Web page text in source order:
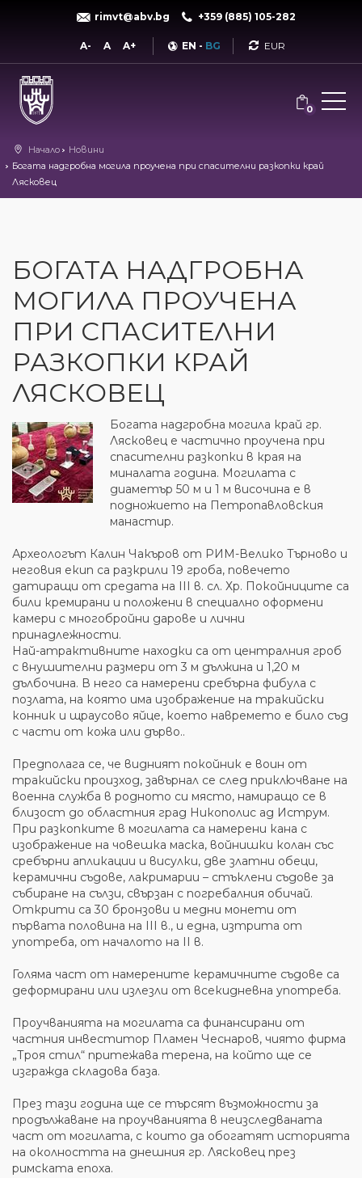
rimvt@abv.bg +359 (885) 105-282
A- A A+ EN - BG Currency
0
Начало
Новини
Богата надгробна могила проучена при спасителни разкопки край
Лясковец
БОГАТА НАДГРОБНА
МОГИЛА ПРОУЧЕНА
ПРИ СПАСИТЕЛНИ
РАЗКОПКИ КРАЙ
ЛЯСКОВЕЦ
Богата надгробна могила край гр.
Лясковец е частично проучена при
спасителни разкопки в края на
миналата година. Могилата с
диаметър 50 м и 1 м височина е в
подножието на Петропавловския
манастир.
Археологът Калин Чакъров от РИМ-Велико Търново и
неговия екип са разкрили 19 гроба, повечето
датиращи от средата на III в. сл. Хр. Покойниците са
били кремирани и положени в специално оформени
камери с многобройни дарове и лични
принадлежности.
Най-атрактивните находки са от централния гроб
с внушителни размери от 3 м дължина и 1,20 м
дълбочина. В него са намерени сребърна фибула с
позлата, на която има изображение на тракийски
конник и щраусово яйце, което навремето е било съд
с части от кожа или дърво..
Предполага се, че видният покойник е воин от
тракийски произход, завърнал се след приключване на
военна служба в родното си място, намиращо се в
близост до областния град Никополис ад Иструм.
При разкопките в могилата са намерени кана с
изображение на човешка маска, войнишки колан със
сребърни апликации и висулки, две златни обеци,
керамични съдове, лакримарии – стъклени съдове за
събиране на сълзи, свързан с погребалния обичай.
Открити са 30 бронзови и медни монети от
първата половина на III в., и една, изтрита от
употреба, от началото на II в.
Голяма част от намерените керамичните съдове са
деформирани или излезли от всекидневна употреба.
Проучванията на могилата са финансирани от
частния инвеститор Пламен Чеснаров, чиято фирма
„Троя стил“ притежава терена, на който ще се
изгражда складова база.
През тази година ще се търсят възможности за
продължаване на проучванията в неизследваната
част от могилата, с които да обогатят историята
на околността на днешния гр. Лясковец през
римската епоха.